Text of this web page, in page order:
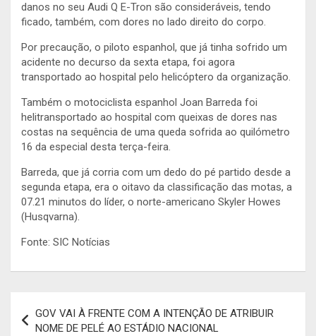
danos no seu Audi Q E-Tron são consideráveis, tendo
ficado, também, com dores no lado direito do corpo.
Por precaução, o piloto espanhol, que já tinha sofrido um
acidente no decurso da sexta etapa, foi agora
transportado ao hospital pelo helicóptero da organização.
Também o motociclista espanhol Joan Barreda foi
helitransportado ao hospital com queixas de dores nas
costas na sequência de uma queda sofrida ao quilómetro
16 da especial desta terça-feira.
Barreda, que já corria com um dedo do pé partido desde a
segunda etapa, era o oitavo da classificação das motas, a
07.21 minutos do líder, o norte-americano Skyler Howes
(Husqvarna).
Fonte: SIC Notícias
Navegação
de
GOV VAI À FRENTE COM A INTENÇÃO DE ATRIBUIR
NOME DE PELÉ AO ESTÁDIO NACIONAL